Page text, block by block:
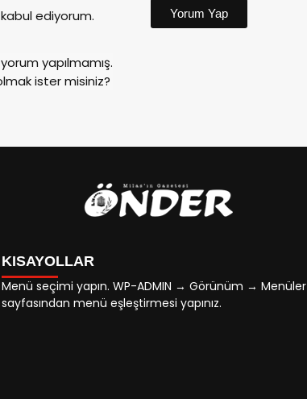
ediyorum. Yorum Yap
yapılmamış.
ister misiniz?
KISAYOLLAR
Menü seçimi yapın. WP-ADMIN → Görünüm → Menüler
sayfasından menü eşleştirmesi yapınız.